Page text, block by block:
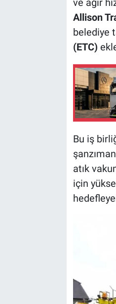
ve ağır
Allison
belediye
(ETC)
Bu iş
atık
için